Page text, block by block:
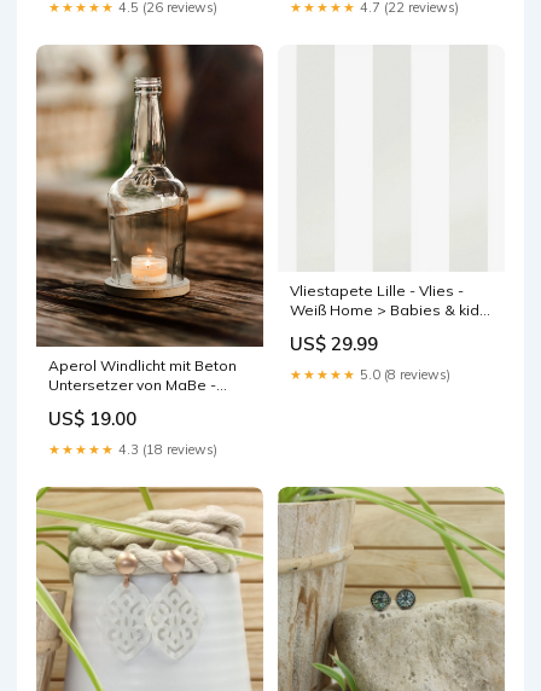
★★★★★ 4.5 (26 reviews) ★★★★★ 4.7 (22 reviews)
Aperol Windlicht mit Beton
Untersetzer von MaBe -
aus der 1-Liter-Flasche
Bilderleiste
US$ 19.00
★★★★★ 4.3 (18 reviews)
Vliestapete Lille - Vlies -
Weiß Home > Babies & kids
US$ 29.99
★★★★★ 5.0 (8 reviews)